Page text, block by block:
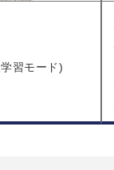
習モード)